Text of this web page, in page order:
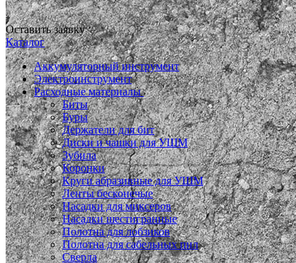
Оставить заявку
Каталог
Аккумуляторный инструмент
Электроинструмент
Расходные материалы
Биты
Буры
Держатели для бит
Диски и чашки для УШМ
Зубила
Коронки
Круги абразивные для УШМ
Ленты бесконечые
Насадки для миксеров
Насадки шестигранные
Полотна для лобзиков
Полотна для сабельных пил
Сверла